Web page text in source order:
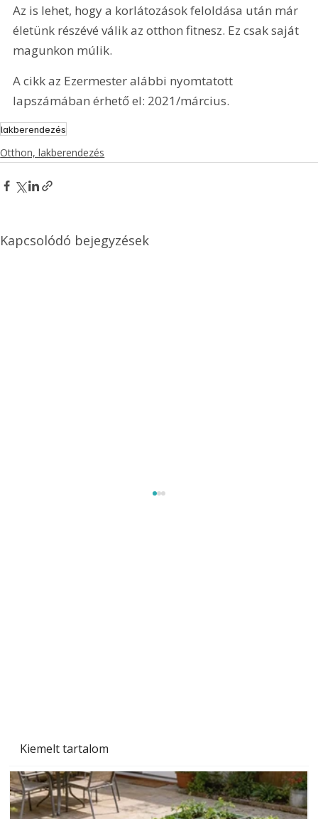
Kiemelt tartalom
Az is lehet, hogy a korlátozások feloldása után már
életünk részévé válik az otthon fitnesz. Ez csak saját
magunkon múlik.
A cikk az Ezermester alábbi nyomtatott
lapszámában érhető el: 2021/március.
lakberendezés
Otthon, lakberendezés
Kapcsolódó bejegyzések